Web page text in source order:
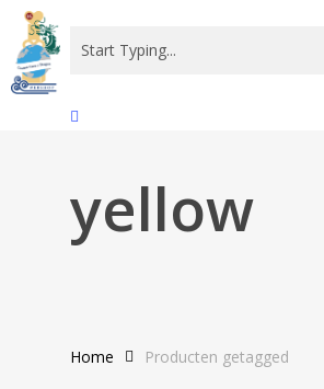
Skip
main
content
Close
yellow
Home Producten getagged